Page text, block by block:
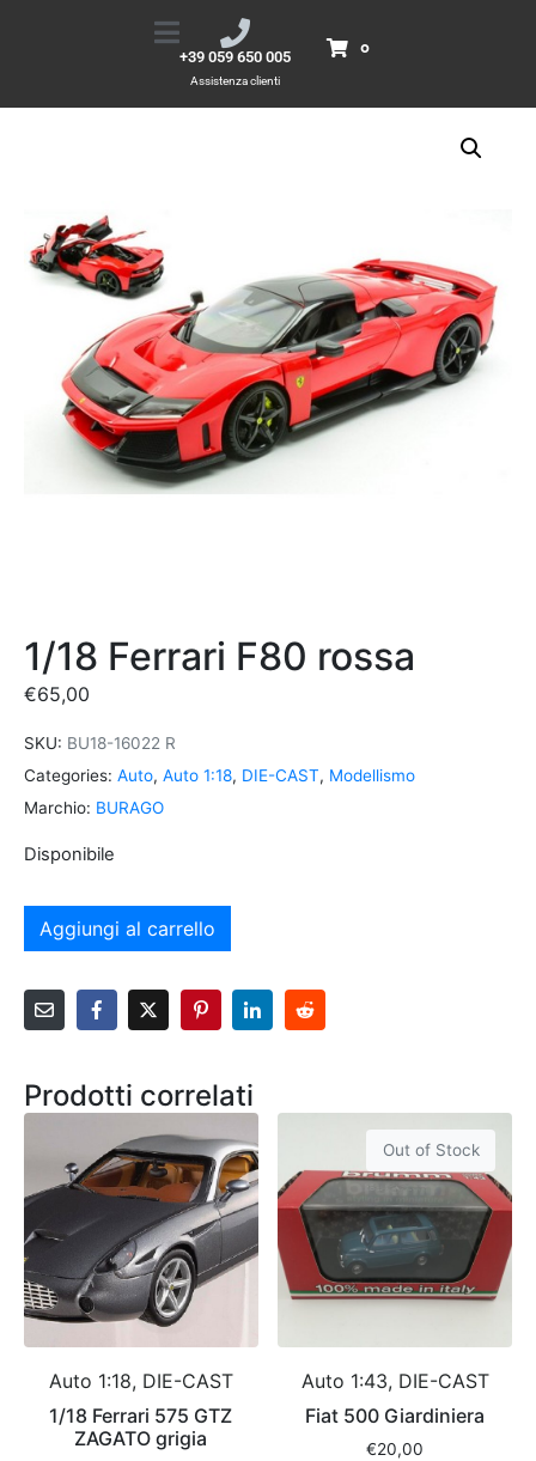
+39 059 650 005
Assistenza clienti
0
Prodotti 1/18 Ferrari F80 rossa
1/18 Ferrari F80 rossa
€65,00
SKU: BU18-16022 R
Categories: Auto, Auto 1:18, DIE-CAST, Modellismo
Marchio: BURAGO
Disponibile
Aggiungi al carrello
Prodotti correlati
Auto 1:18, DIE-CAST
1/18 Ferrari 575 GTZ
ZAGATO grigia
Out of Stock
Auto 1:43, DIE-CAST
Fiat 500 Giardiniera
€20,00